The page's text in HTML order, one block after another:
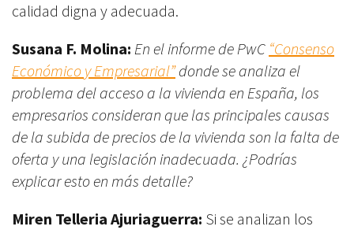
calidad digna y adecuada.
Susana F. Molina: En el informe de PwC “Consenso
Económico y Empresarial”donde se analiza el
problema del acceso a la vivienda en España, los
empresarios consideran que las principales causas
de la subida de precios de la vivienda son la falta de
oferta y una legislación inadecuada. ¿Podrías
explicar esto en más detalle?
Miren Telleria Ajuriaguerra: Si se analizan los